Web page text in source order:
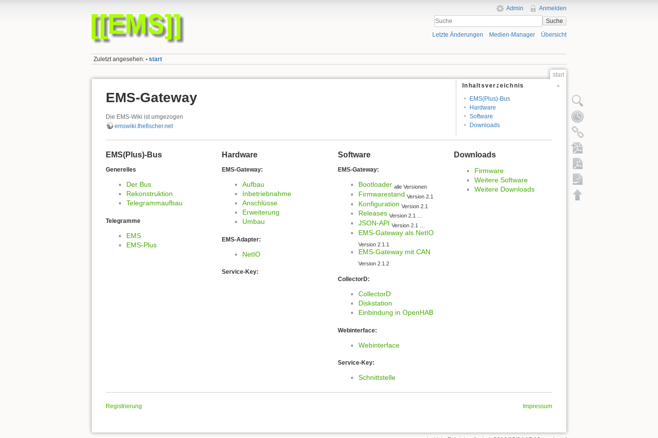
Admin
Anmelden
Suche
Letzte Änderungen Medien-Manager Übersicht
Zuletzt angesehen: • start
start
Inhaltsverzeichnis
EMS(Plus)-Bus
Hardware
Software
Downloads
EMS-Gateway
Die EMS-Wiki ist umgezogen
emswiki.thefischer.net
EMS(Plus)-Bus
Generelles
Der Bus
Rekonstruktion
Telegrammaufbau
Telegramme
EMS
EMS-Plus
Hardware
EMS-Gateway:
Aufbau
Inbetriebnahme
Anschlüsse
Erweiterung
Umbau
EMS-Adapter:
NetIO
Service-Key:
Software
EMS-Gateway:
Bootloader alle Versionen
Firmwarestand Version 2.1
Konfiguration Version 2.1
Releases Version 2.1 …
JSON-API Version 2.1 …
EMS-Gateway als NetIO
Version 2.1.1
EMS-Gateway mit CAN
Version 2.1.2
CollectorD:
CollectorD
Diskstation
Einbindung in OpenHAB
Webinterface:
Webinterface
Service-Key:
Schnittstelle
Downloads
Firmware
Weitere Software
Weitere Downloads
Registrierung Impressum